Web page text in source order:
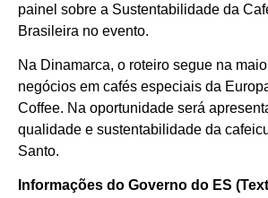
painel sobre a Sustentabilidade da
Brasileira no evento.
Na Dinamarca, o roteiro segue na
negócios em cafés especiais da
Coffee. Na oportunidade será
qualidade e sustentabilidade da
Santo.
Informações do Governo do ES